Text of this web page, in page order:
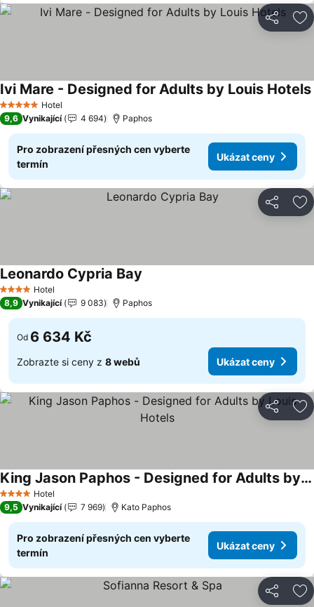
Sdílet
5 Počet hvězdiček
Hotel
Ivi Mare - Designed for Adults by Louis Hotels
9,6 Vynikající 4 694 Paphos
Pro zobrazení přesných cen vyberte
termín
Ukázat ceny
Sdílet
4 Počet hvězdiček
Hotel
Leonardo Cypria Bay
8,9 Vynikající 9 083 Paphos
Od 6 634 Kč
Zobrazte si ceny z 8 webů Ukázat ceny
Sdílet
4 Počet hvězdiček
Hotel
King Jason Paphos - Designed for Adults by Louis Hotels
9,5 Vynikající 7 969 Kato Paphos
Pro zobrazení přesných cen vyberte
termín
Ukázat ceny
Sdílet